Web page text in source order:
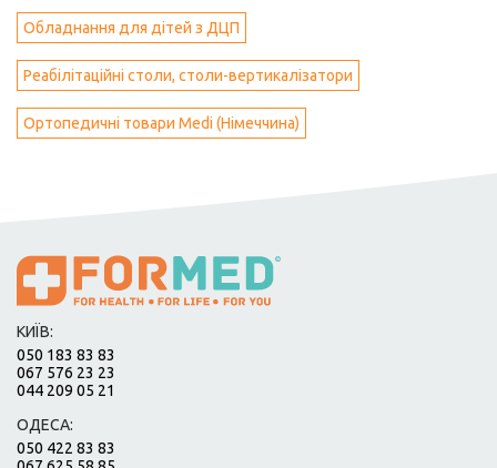
Обладнання для дітей з ДЦП
Реабілітаційні столи, столи-вертикалізатори
Ортопедичні товари Medi (Німеччина)
КИЇВ:
050 183 83 83
067 576 23 23
044 209 05 21
ОДЕСА:
050 422 83 83